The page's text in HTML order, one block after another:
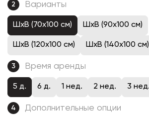
2 Варианты
ШхВ (70х100 см) ШхВ (90х100 см)
ШхВ (120х100 см) ШхВ (140х100 см)
3 Время аренды
5 д. 6 д. 1 нед. 2 нед. 3 нед.
4 Дополнительные опции